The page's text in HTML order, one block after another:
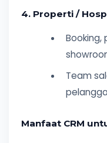
4. Properti /
Booking,
Team
Manfaat CRM